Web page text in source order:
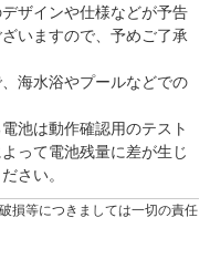
ザインや仕様などが予告
いますので、予めご了承
海水浴やプールなどでの
池は動作確認用のテスト
って電池残量に差が生じ
さい。
損等につきましては一切の責任